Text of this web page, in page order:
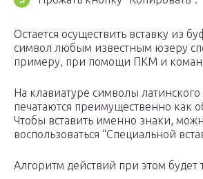
Остается осуществить вставку из
символ любым известным юзеру
примеру, при помощи ПКМ и
На клавиатуре символы
печатаются преимущественно как
Чтобы вставить именно знаки,
воспользоваться “Специальной
Алгоритм действий при этом будет